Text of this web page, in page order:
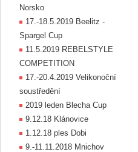
Norsko
17.-18.5.2019 Beelitz -
Spargel Cup
11.5.2019 REBELSTYLE
COMPETITION
17.-20.4.2019 Velikonoční
soustředění
2019 leden Blecha Cup
9.12.18 Klánovice
1.12.18 ples Dobi
9.-11.11.2018 Mnichov